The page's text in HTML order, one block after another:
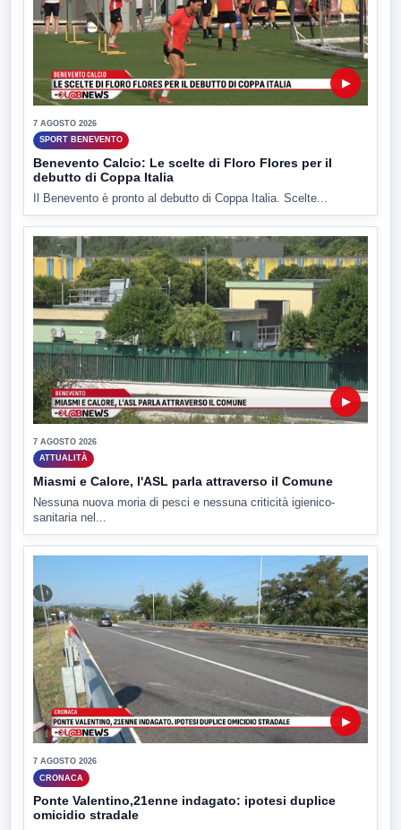
▶
7 AGOSTO 2026
SPORT BENEVENTO
Benevento Calcio: Le scelte di Floro Flores per il
debutto di Coppa Italia
Il Benevento è pronto al debutto di Coppa Italia. Scelte...
▶
7 AGOSTO 2026
ATTUALITÀ
Miasmi e Calore, l'ASL parla attraverso il Comune
Nessuna nuova moria di pesci e nessuna criticità igienico-
sanitaria nel...
▶
7 AGOSTO 2026
CRONACA
Ponte Valentino,21enne indagato: ipotesi duplice
omicidio stradale